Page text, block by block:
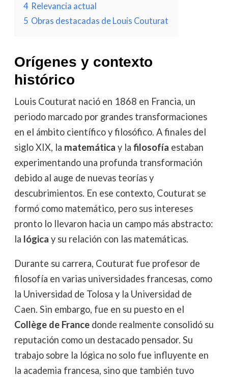
4 Relevancia actual
5 Obras destacadas de Louis Couturat
Orígenes y contexto
histórico
Louis Couturat nació en 1868 en Francia, un
periodo marcado por grandes transformaciones
en el ámbito científico y filosófico. A finales del
siglo XIX, la matemática y la filosofía estaban
experimentando una profunda transformación
debido al auge de nuevas teorías y
descubrimientos. En ese contexto, Couturat se
formó como matemático, pero sus intereses
pronto lo llevaron hacia un campo más abstracto:
la lógica y su relación con las matemáticas.
Durante su carrera, Couturat fue profesor de
filosofía en varias universidades francesas, como
la Universidad de Tolosa y la Universidad de
Caen. Sin embargo, fue en su puesto en el
Collège de Francedonde realmente consolidó su
reputación como un destacado pensador. Su
trabajo sobre la lógica no solo fue influyente en
la academia francesa, sino que también tuvo